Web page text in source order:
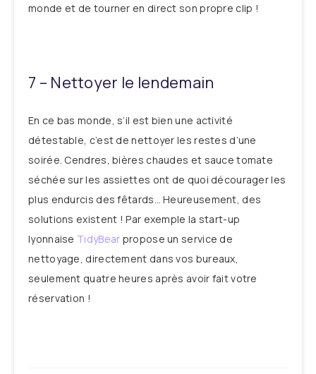
monde et de tourner en direct son propre clip !
7 – Nettoyer le lendemain
En ce bas monde, s’il est bien une activité
détestable, c’est de nettoyer les restes d’une
soirée. Cendres, bières chaudes et sauce tomate
séchée sur les assiettes ont de quoi décourager les
plus endurcis des fêtards… Heureusement, des
solutions existent ! Par exemple la start-up
lyonnaise TidyBear propose un service de
nettoyage, directement dans vos bureaux,
seulement quatre heures après avoir fait votre
réservation !